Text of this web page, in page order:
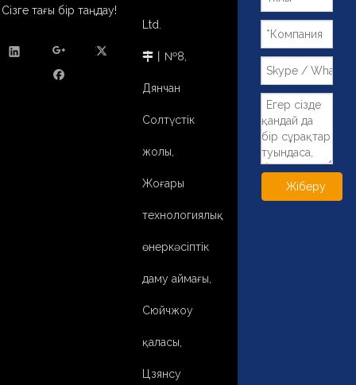
Сізге тағы бір таңдау!
Ltd.
 丨№8,
Дянчан
Солтүстік
жолы,
Жоғары
технологиялық
өнеркәсіптік
даму аймағы,
Сюйчжоу
қаласы,
Цзянсу
Жіберу